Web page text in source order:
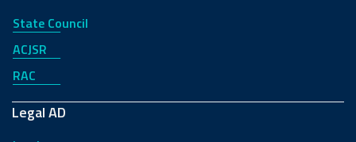
State Council
ACJSR
RAC
Legal AD